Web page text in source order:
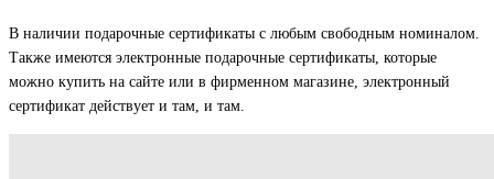
В наличии подарочные сертификаты с любым свободным номиналом.
Также имеются электронные подарочные сертификаты, которые
можно купить на сайте или в фирменном магазине, электронный
сертификат действует и там, и там.